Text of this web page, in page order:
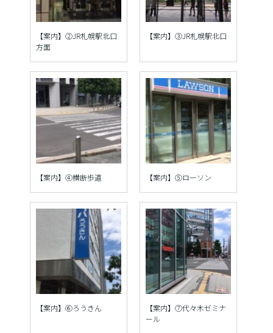
【案内】②JR札幌駅北口
方面
【案内】③JR札幌駅北口
【案内】④横断歩道 【案内】⑤ローソン
【案内】⑥ろうきん
【案内】⑦代々木ゼミナ
ール